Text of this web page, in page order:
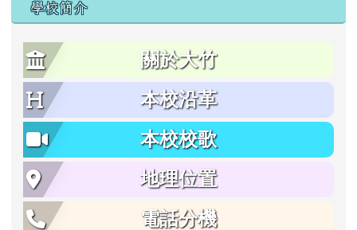
學校簡介
關於大竹
本校沿革
本校校歌
地理位置
電話分機